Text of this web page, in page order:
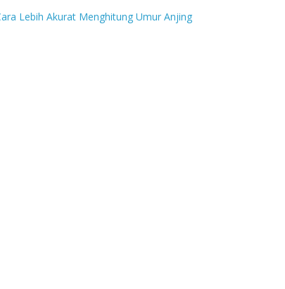
Lebih Akurat Menghitung Umur Anjing